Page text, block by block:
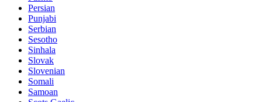
Persian
Punjabi
Serbian
Sesotho
Sinhala
Slovak
Slovenian
Somali
Samoan